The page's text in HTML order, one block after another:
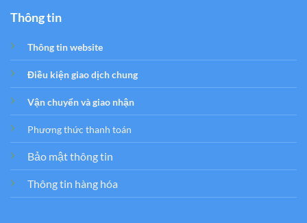
Thông tin
Thông tin website
Điều kiện giao dịch chung
Vận chuyển và giao nhận
Phương thức thanh toán
Bảo mật thông tin
Thông tin hàng hóa